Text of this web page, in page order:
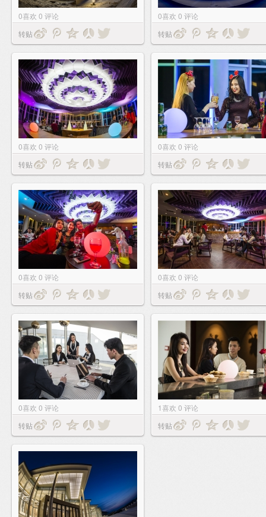
0喜欢 0 评论
转贴
0喜欢 0 评论
转贴
0喜欢 0 评论
转贴
0喜欢 0 评论
转贴
0喜欢 0 评论
转贴
0喜欢 0 评论
转贴
0喜欢 0 评论
转贴
1喜欢 0 评论
转贴